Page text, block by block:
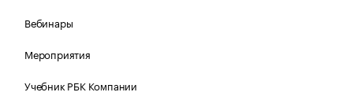
Вебинары
Мероприятия
Учебник РБК Компании